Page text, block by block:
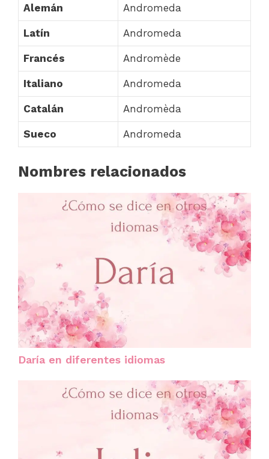
Alemán Andromeda
Latín Andromeda
Francés Andromède
Italiano Andromeda
Catalán Andromèda
Sueco Andromeda
Nombres relacionados
Daría en diferentes idiomas